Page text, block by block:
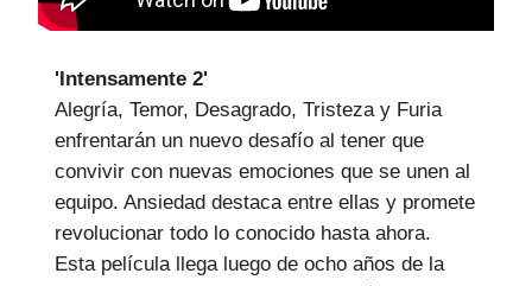
'Intensamente 2'
Alegría, Temor, Desagrado, Tristeza y Furia
enfrentarán un nuevo desafío al tener que
convivir con nuevas emociones que se unen al
equipo. Ansiedad destaca entre ellas y promete
revolucionar todo lo conocido hasta ahora.
Esta película llega luego de ocho años de la